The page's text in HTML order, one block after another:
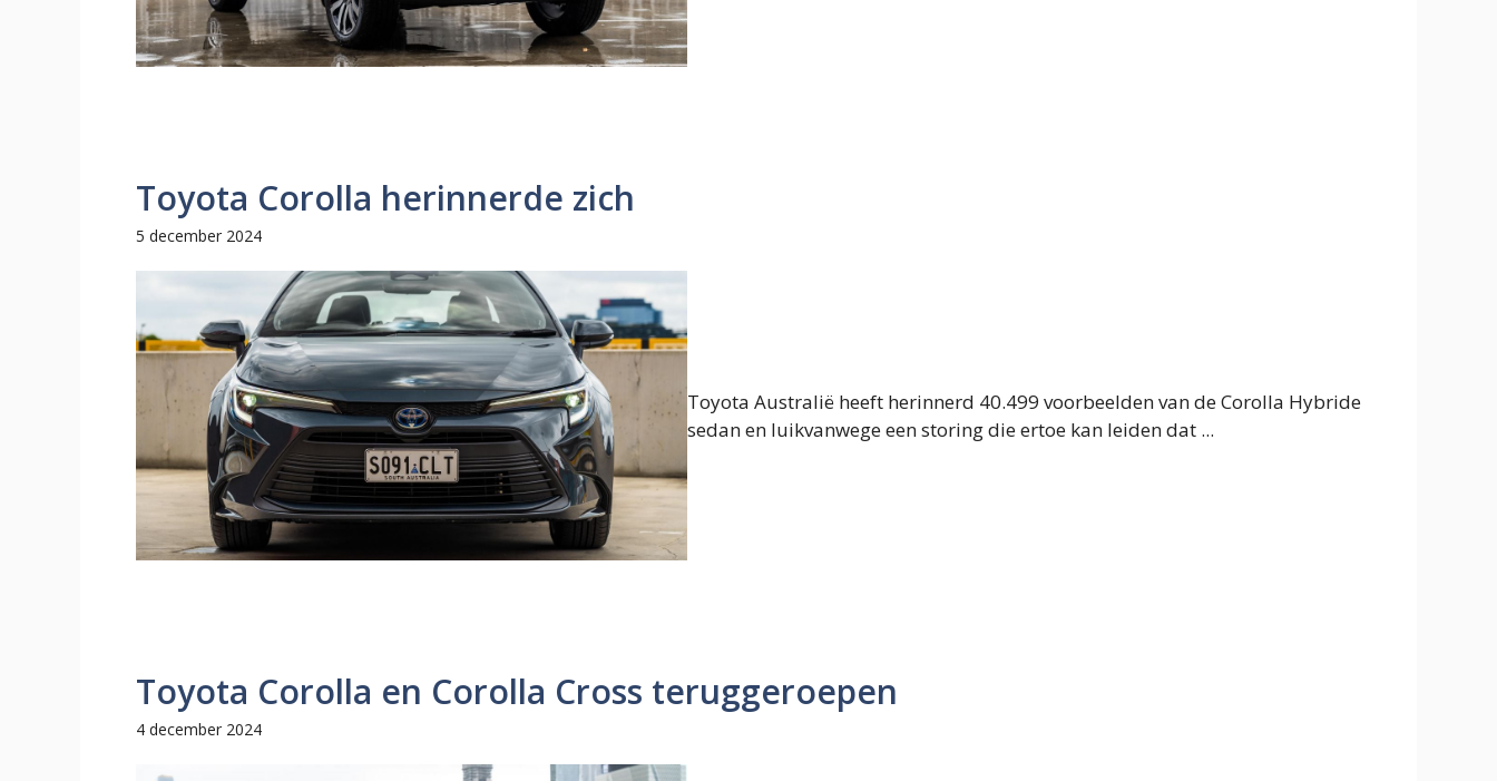
Toyota Corolla herinnerde zich
5 december 2024
Toyota Australië heeft herinnerd 40.499 voorbeelden van de Corolla Hybride
sedan en luikvanwege een storing die ertoe kan leiden dat ...
Toyota Corolla en Corolla Cross teruggeroepen
4 december 2024